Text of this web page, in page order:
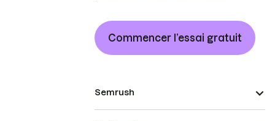
Commencer l’essai gratuit
Semrush